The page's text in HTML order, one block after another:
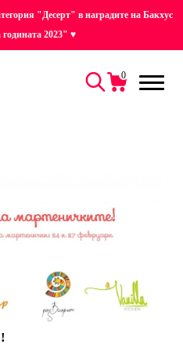
"Десерт" в наградите на Бакхус
годината 2023" ♥
0